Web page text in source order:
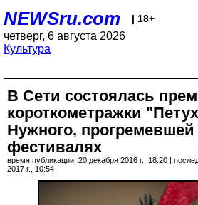
NEWSru.com | 18+
четверг, 6 августа 2026
Культура
В Сети состоялась
короткометражки
Нужного, прогремевшей
фестивалях
время публикации: 20 декабря 2016 г., 18:20 |
2017 г., 10:54